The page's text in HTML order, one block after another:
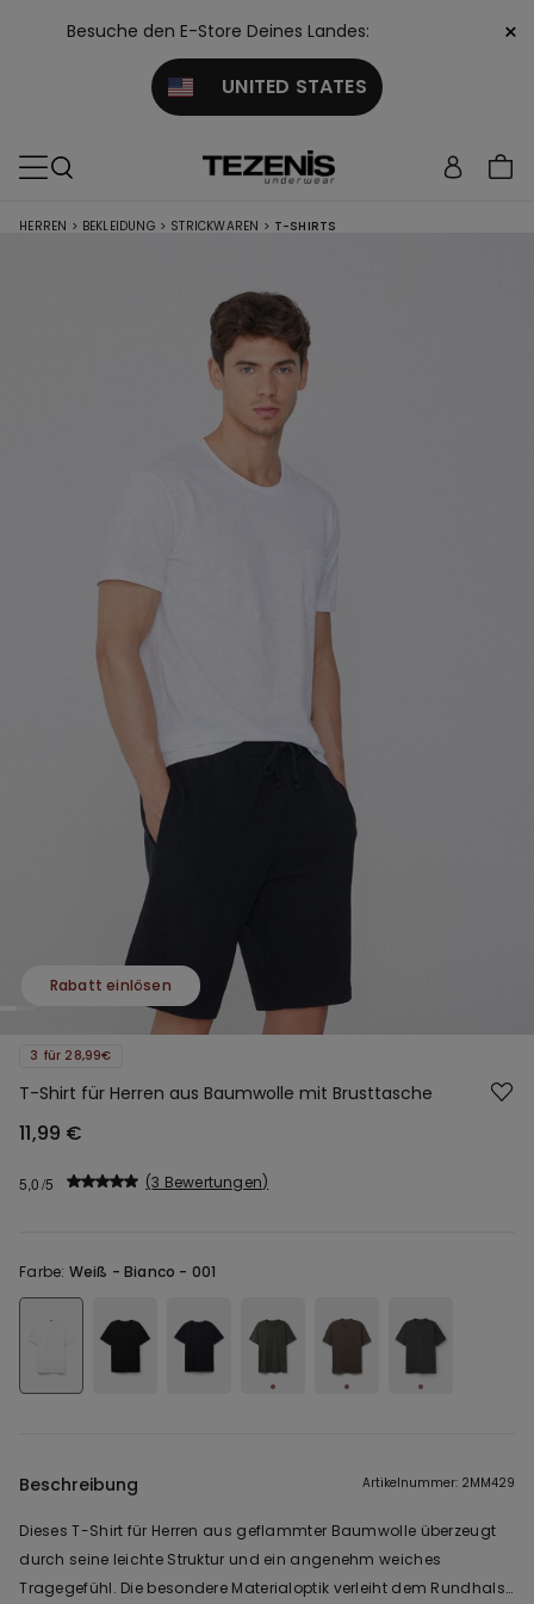
Besuche den E-Store Deines Landes:
UNITED STATES
×
HERREN > BEKLEIDUNG > STRICKWAREN > T-SHIRTS
Rabatt einlösen
3 für 28,99€
T-Shirt für Herren aus Baumwolle mit Brusttasche
11,99 €
5,0 3 Bewertungen
Farbe: Weiß -Bianco - 001
Beschreibung Artikelnummer: 2MM429
Dieses T-Shirt für Herren aus geflammter Baumwolle überzeugt
durch seine leichte Struktur und ein angenehm weiches
Tragegefühl. Die besondere Materialoptik verleiht dem Rundhals